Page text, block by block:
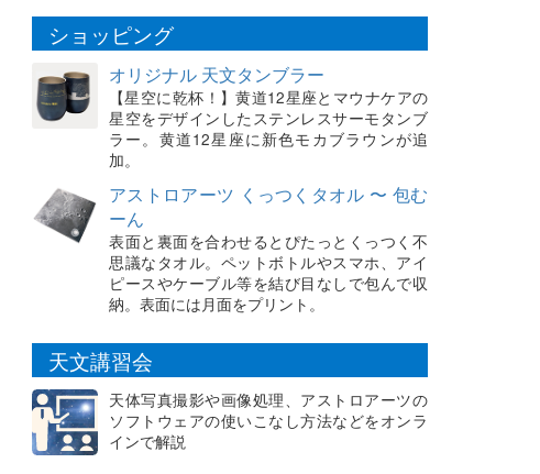
ショッピング
オリジナル 天文タンブラー
【星空に乾杯！】黄道12星座とマウナケアの
星空をデザインしたステンレスサーモタンブ
ラー。黄道12星座に新色モカブラウンが追
加。
アストロアーツ くっつくタオル 〜 包む
ーん
表面と裏面を合わせるとぴたっとくっつく不
思議なタオル。ペットボトルやスマホ、アイ
ピースやケーブル等を結び目なしで包んで収
納。表面には月面をプリント。
天文講習会
天体写真撮影や画像処理、アストロアーツの
ソフトウェアの使いこなし方法などをオンラ
インで解説